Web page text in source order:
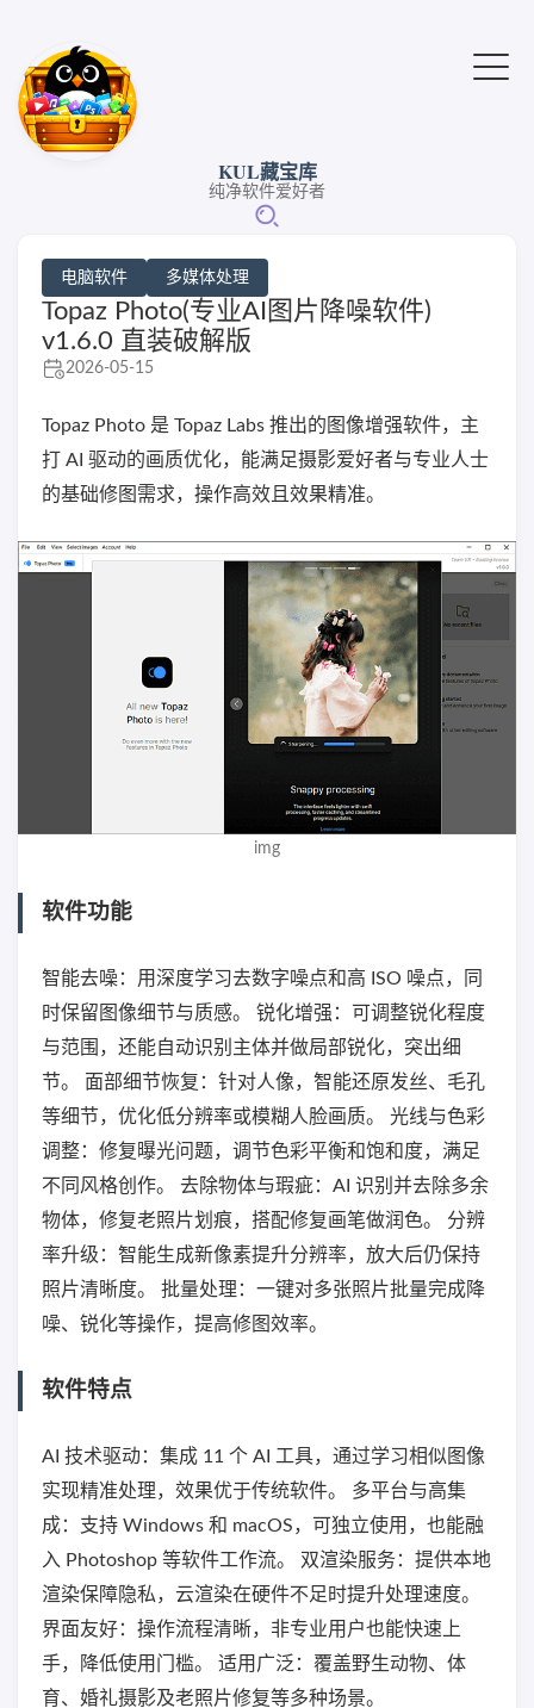
KUL藏宝库
纯净软件爱好者
电脑软件 多媒体处理
Topaz Photo(专业AI图片降噪软件)
v1.6.0 直装破解版
2026-05-15
Topaz Photo 是 Topaz Labs 推出的图像增强软件，主
打 AI 驱动的画质优化，能满足摄影爱好者与专业人士
的基础修图需求，操作高效且效果精准。
img
软件功能
智能去噪：用深度学习去数字噪点和高 ISO 噪点，同
时保留图像细节与质感。 锐化增强：可调整锐化程度
与范围，还能自动识别主体并做局部锐化，突出细
节。 面部细节恢复：针对人像，智能还原发丝、毛孔
等细节，优化低分辨率或模糊人脸画质。 光线与色彩
调整：修复曝光问题，调节色彩平衡和饱和度，满足
不同风格创作。 去除物体与瑕疵：AI 识别并去除多余
物体，修复老照片划痕，搭配修复画笔做润色。 分辨
率升级：智能生成新像素提升分辨率，放大后仍保持
照片清晰度。 批量处理：一键对多张照片批量完成降
噪、锐化等操作，提高修图效率。
软件特点
AI 技术驱动：集成 11 个 AI 工具，通过学习相似图像
实现精准处理，效果优于传统软件。 多平台与高集
成：支持 Windows 和 macOS，可独立使用，也能融
入 Photoshop 等软件工作流。 双渲染服务：提供本地
渲染保障隐私，云渲染在硬件不足时提升处理速度。
界面友好：操作流程清晰，非专业用户也能快速上
手，降低使用门槛。 适用广泛：覆盖野生动物、体
育、婚礼摄影及老照片修复等多种场景。